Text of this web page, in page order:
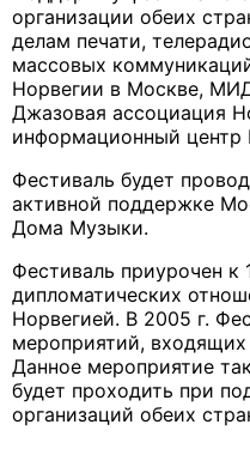
организации обеих
делам печати,
массовых
Норвегии в Москве,
Джазовая ассоциация
информационный центр
Фестиваль будет
активной поддержке
Дома Музыки.
Фестиваль приурочен к
дипломатических
Норвегией. В 2005 г.
мероприятий,
Данное мероприятие
будет проходить при
организаций обеих